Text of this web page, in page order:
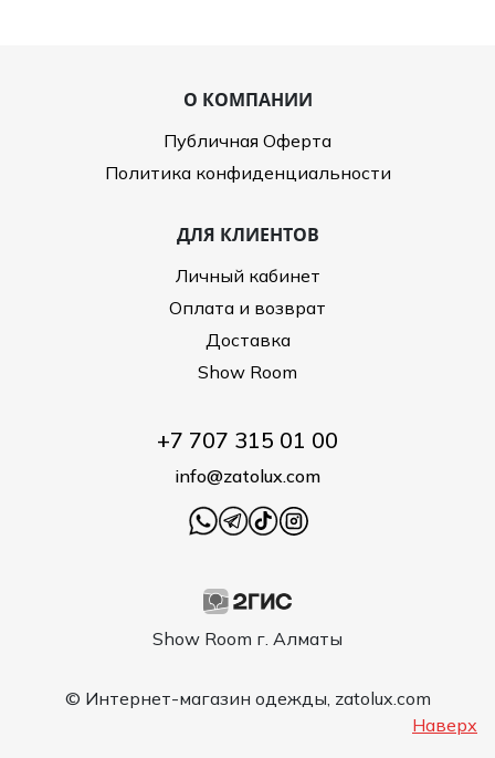
О КОМПАНИИ
Публичная Оферта
Политика конфиденциальности
ДЛЯ КЛИЕНТОВ
Личный кабинет
Оплата и возврат
Доставка
Show Room
Show Room г. Алматы
+7 707 315 01 00
info@zatolux.com
© Интернет-магазин одежды, zatolux.com
Наверх